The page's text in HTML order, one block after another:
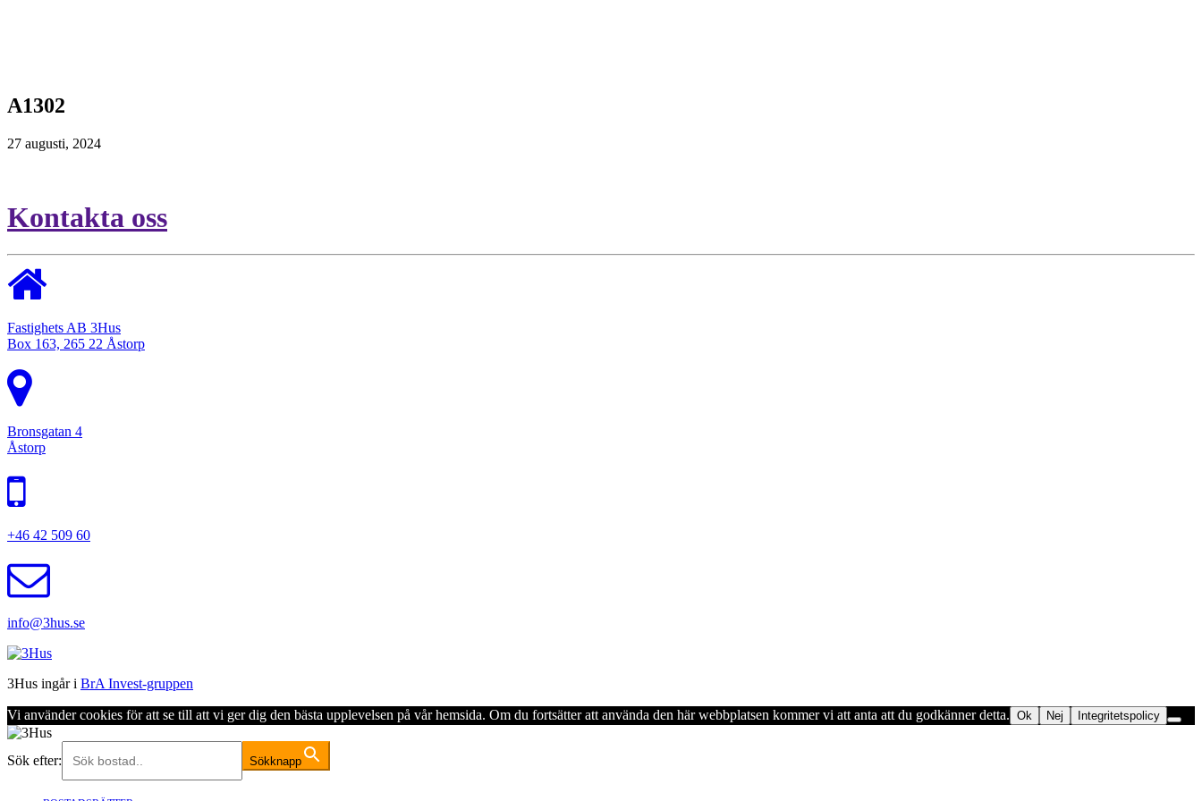
A1302
27 augusti, 2024
Kontakta oss
Fastighets AB 3Hus
Box 163, 265 22 Åstorp
Bronsgatan 4
Åstorp
+46 42 509 60
info@3hus.se
3Hus ingår i BrA Invest-gruppen
Vi använder cookies för att se till att vi ger dig den bästa upplevelsen på vår hemsida. Om du fortsätter att använda den här webbplatsen kommer vi att anta att du godkänner detta. Ok Nej Integritetspolicy
Sök efter: Sökknapp